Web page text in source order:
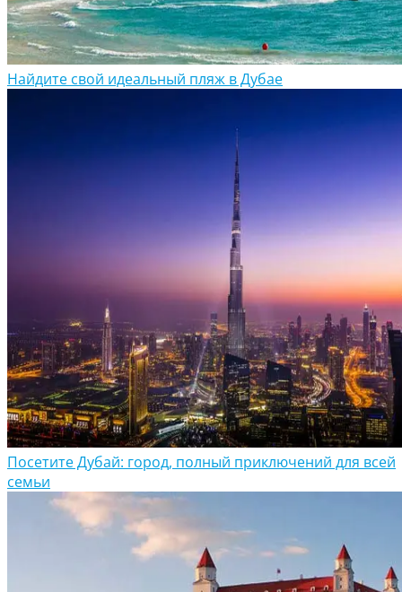
Найдите свой идеальный пляж в Дубае
Посетите Дубай: город, полный приключений для всей
семьи